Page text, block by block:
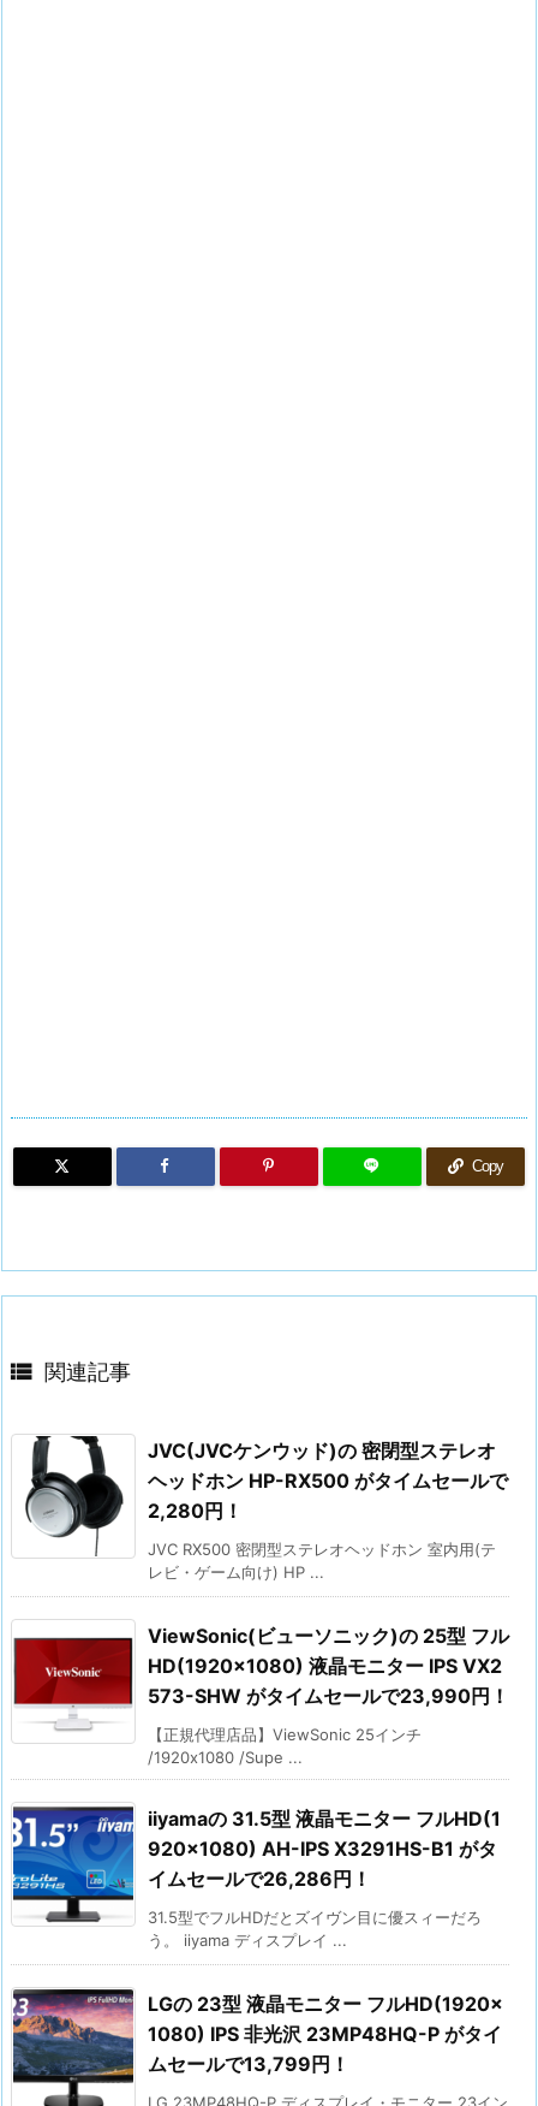
Copy
 関連記事
JVC(JVCケンウッド)の 密閉型ステレオ
ヘッドホン HP-RX500 がタイムセールで
2,280円！
JVC RX500 密閉型ステレオヘッドホン 室内用(テ
レビ・ゲーム向け) HP ...
ViewSonic(ビューソニック)の 25型 フル
HD(1920×1080) 液晶モニター IPS VX2
573-SHW がタイムセールで23,990円！
【正規代理店品】ViewSonic 25インチ
/1920x1080 /Supe ...
iiyamaの 31.5型 液晶モニター フルHD(1
920×1080) AH-IPS X3291HS-B1 がタ
イムセールで26,286円！
31.5型でフルHDだとズイヴン目に優スィーだろ
う。 iiyama ディスプレイ ...
LGの 23型 液晶モニター フルHD(1920×
1080) IPS 非光沢 23MP48HQ-P がタイ
ムセールで13,799円！